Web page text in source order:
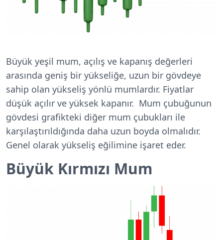
Büyük yeşil mum, açılış ve kapanış değerleri
arasında geniş bir yükseliğe, uzun bir gövdeye
sahip olan yükseliş yönlü mumlardır. Fiyatlar
düşük açılır ve yüksek kapanır. Mum çubuğunun
gövdesi grafikteki diğer mum çubukları ile
karşılaştırıldığında daha uzun boyda olmalıdır.
Genel olarak yükseliş eğilimine işaret eder.
Büyük Kırmızı Mum